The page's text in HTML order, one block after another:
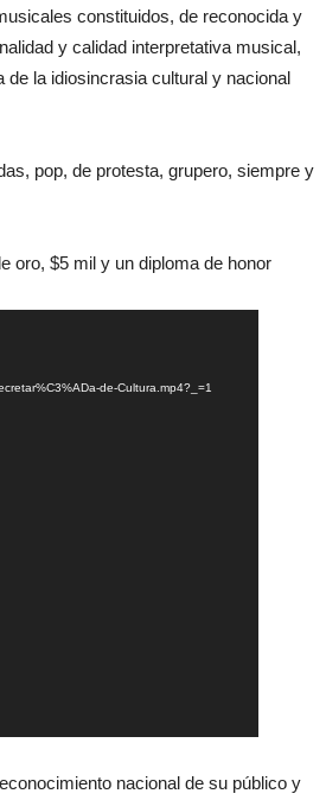
constituidos, de reconocida y
y calidad interpretativa musical,
la idiosincrasia cultural y nacional
pop, de protesta, grupero, siempre y
oro, $5 mil y un diploma de honor
de-Cultura.mp4?_=1
nacional de su público y